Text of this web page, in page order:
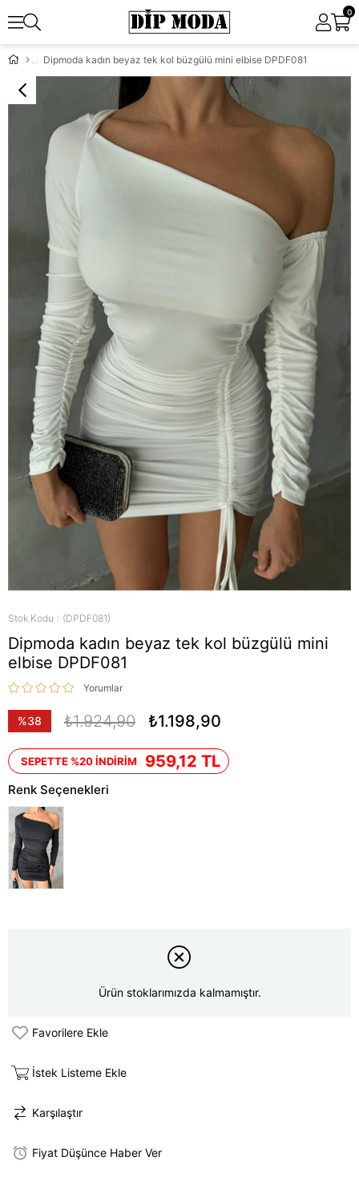
0
Dipmoda kadın beyaz tek kol büzgülü mini elbise DPDF081
Stok Kodu (DPDF081)
Dipmoda kadın beyaz tek kol büzgülü mini
elbise DPDF081
Yorumlar
%38
₺1.924,90 ₺1.198,90
SEPETTE %20 İNDİRİM 959,12 TL
Renk Seçenekleri
Ürün stoklarımızda kalmamıştır.
Favorilere Ekle
İstek Listeme Ekle
Karşılaştır
Fiyat Düşünce Haber Ver